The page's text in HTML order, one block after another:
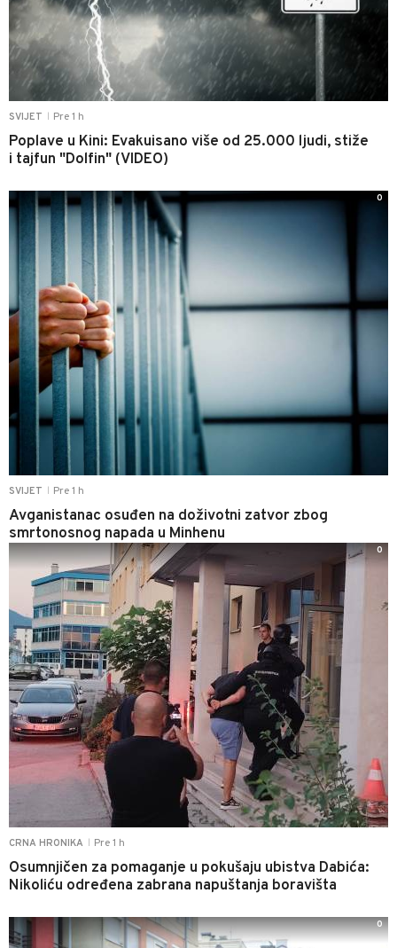
SVIJET Pre 1 h
Poplave u Kini: Evakuisano više od 25.000 ljudi, stiže
i tajfun "Dolfin" (VIDEO)
SVIJET Pre 1 h
Avganistanac osuđen na doživotni zatvor zbog
smrtonosnog napada u Minhenu
0
CRNA HRONIKA Pre 1 h
Osumnjičen za pomaganje u pokušaju ubistva Dabića:
Nikoliću određena zabrana napuštanja boravišta
0
0